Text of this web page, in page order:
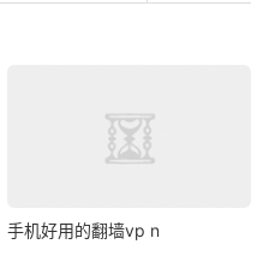
手机好用的翻墙vp n